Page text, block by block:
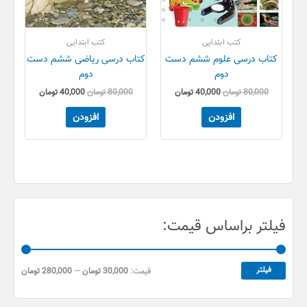
فیلتر براساس قیمت:
ا
ق
ا
ر
فیلتر قیمت: 30,000 تومان — 280,000 تومان
کتب ابتدایی
کتاب درسی علوم ششم دست
دوم
80,000تومان40,000تومان
افزودن
کتب ابتدایی
کتاب درسی ریاضی ششم دست
دوم
80,000تومان40,000تومان
افزودن